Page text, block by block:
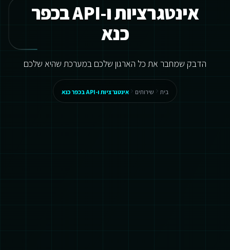
אינטגרציות ו-API בכפר
כנא
הדבק שמחבר את כל הארגון שלכם במערכת שהיא שלכם
בית שירותים אינטגרציות ו-API בכפר כנא